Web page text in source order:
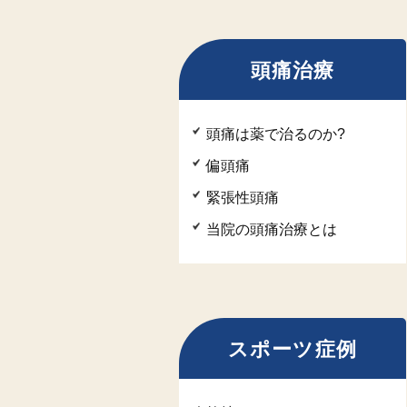
頭痛治療
頭痛は薬で治るのか?
偏頭痛
緊張性頭痛
当院の頭痛治療とは
スポーツ症例